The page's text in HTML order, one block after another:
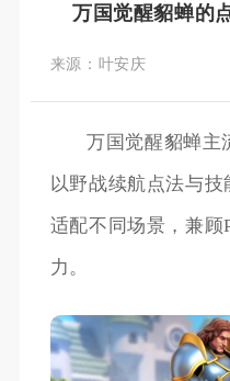
万国觉醒貂蝉的
来源： 叶安庆
万国觉醒貂蝉主
以野战续航点法与
适配不同场景，兼顾
力。